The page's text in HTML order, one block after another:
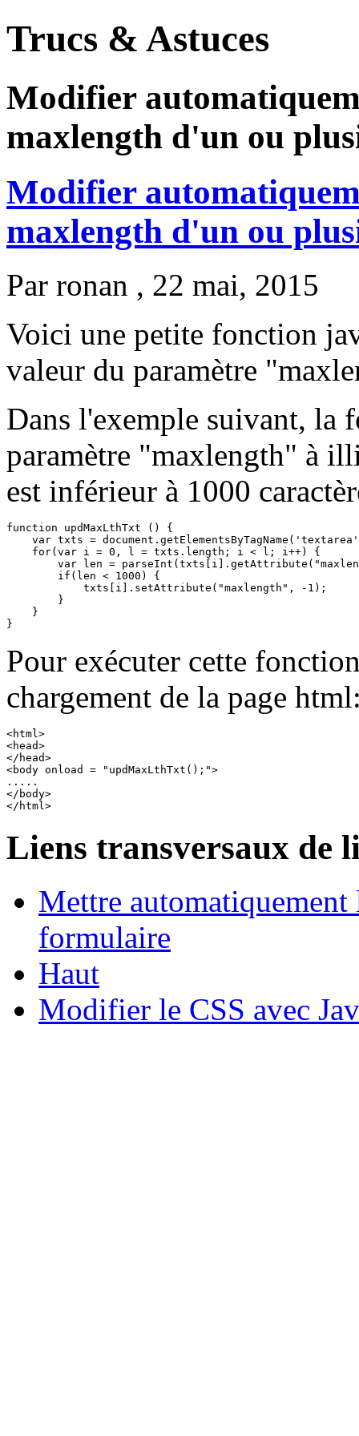
Trucs & Astuces
Modifier
maxlength d'un ou
Modifier
maxlength d'un ou
Par ronan , 22 mai, 2015
Voici une petite fonction
valeur du paramètre
Dans l'exemple suivant, la
paramètre "maxlength" à
est inférieur à 1000
function updMaxLthTxt () {
var txts =
for(var i = 0, l = txts.length; i < l; i++) {
var len =
if(len < 1000) {
txts[i].setAttribute("maxlength", -1);
}
}
Pour exécuter cette
chargement de la page
<html>
<head>
</head>
<body onload = "updMaxLthTxt();">
.....
</body>
Liens transversaux de
Mettre automatiquement
formulaire
Haut
Modifier le CSS avec